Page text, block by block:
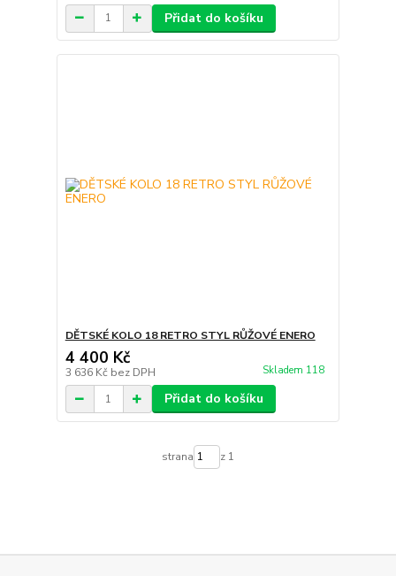
Přidat do košíku
DĚTSKÉ KOLO 18 RETRO STYL RŮŽOVÉ ENERO
4 400 Kč
3 636 Kč bez DPH Skladem 118
Přidat do košíku
strana z 1